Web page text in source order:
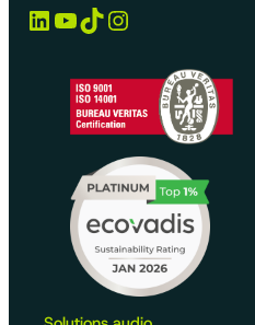
LinkedIn YouTube TikTok Instagram